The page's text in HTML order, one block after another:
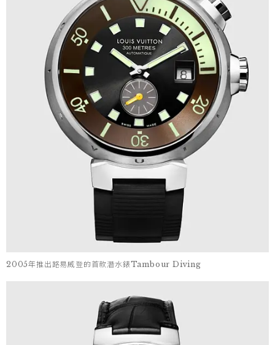
2005年推出路易威登的首款潛水錶Tambour Diving